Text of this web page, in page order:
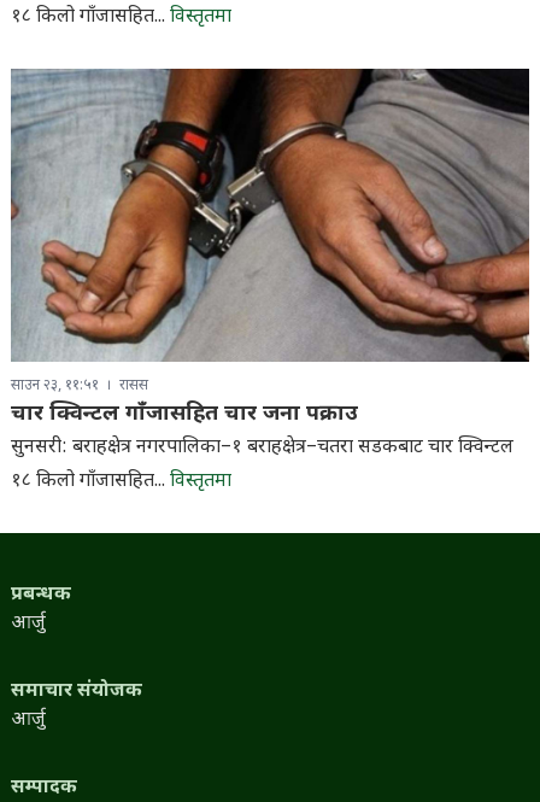
१८ किलो गाँजासहित... विस्तृतमा
साउन २३, ११:५१ रासस
चार क्विन्टल गाँजासहित चार जना पक्राउ
सुनसरी: बराहक्षेत्र नगरपालिका–१ बराहक्षेत्र–चतरा सडकबाट चार क्विन्टल
१८ किलो गाँजासहित... विस्तृतमा
प्रबन्धक
आर्जु
समाचार संयोजक
आर्जु
सम्पादक